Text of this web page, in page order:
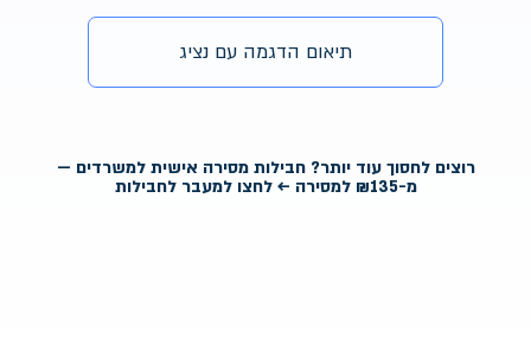
תיאום הדגמה עם נציג
רוצים לחסוך עוד יותר? חבילות מסירה אישית למשרדים —
מ-₪135 למסירה ← לחצו למעבר לחבילות